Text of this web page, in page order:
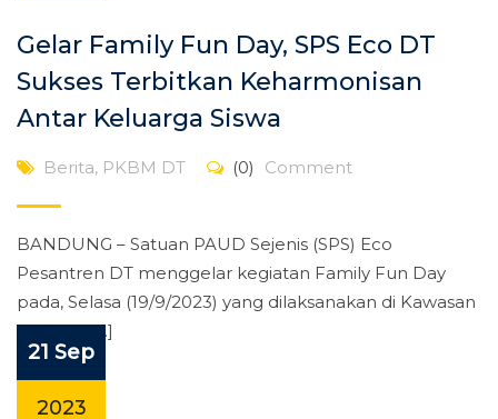
Gelar Family Fun Day, SPS Eco DT
Sukses Terbitkan Keharmonisan
Antar Keluarga Siswa
Berita, PKBM DT (0) Comment
BANDUNG – Satuan PAUD Sejenis (SPS) Eco
Pesantren DT menggelar kegiatan Family Fun Day
pada, Selasa (19/9/2023) yang dilaksanakan di Kawasan
SPS Eco […]
21 Sep
2023